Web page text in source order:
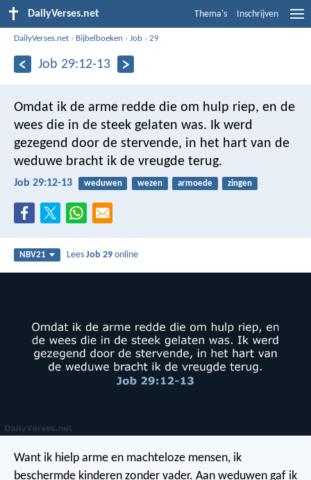
DailyVerses.net Thema's Inschrijven
DailyVerses.net › Bijbelboeken ›Job ›29
Job 29:12-13
Omdat ik de arme redde die om hulp riep, en de
wees die in de steek gelaten was. Ik werd
gezegend door de stervende, in het hart van de
weduwe bracht ik de vreugde terug.
Job 29:12-13 weduwen wezen armoede zingen
NBV21 LeesJob 29 online
Want ik hielp arme en machteloze mensen, ik
beschermde kinderen zonder vader. Aan weduwen gaf ik